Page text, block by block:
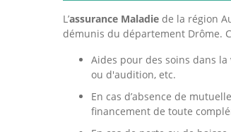
L’assurance Maladie de la région
démunis du département Drôme.
Aides pour des soins dans
ou d'audition, etc.
En cas d’absence de
financement de toute